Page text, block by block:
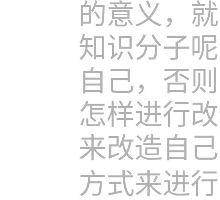
的意义，
知识分子
自己，否
怎样进行
来改造自
方式来进